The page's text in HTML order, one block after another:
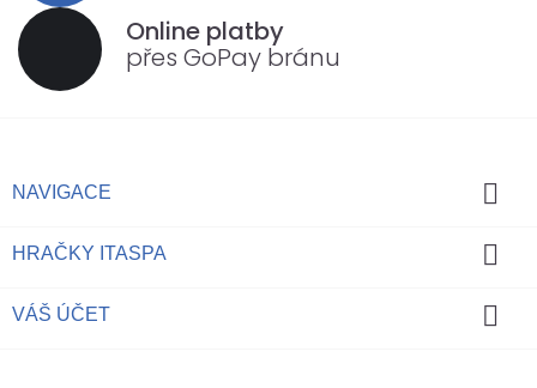
Online platby
přes GoPay bránu
NAVIGACE 
HRAČKY ITASPA 
VÁŠ ÚČET 